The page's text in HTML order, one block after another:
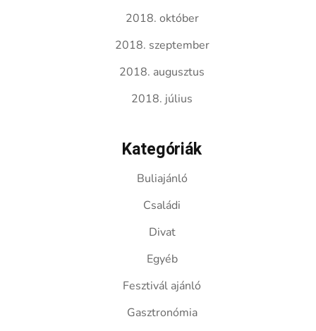
2018. október
2018. szeptember
2018. augusztus
2018. július
Kategóriák
Buliajánló
Családi
Divat
Egyéb
Fesztivál ajánló
Gasztronómia